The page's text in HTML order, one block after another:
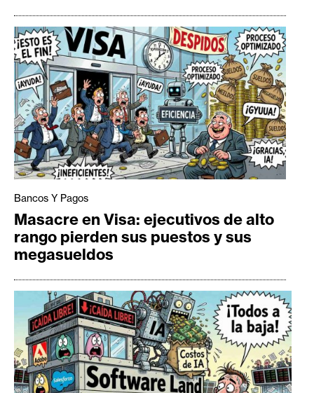
Bancos Y Pagos
Masacre en Visa: ejecutivos de alto
rango pierden sus puestos y sus
megasueldos